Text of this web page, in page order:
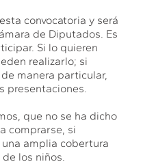
convocatoria y será
de Diputados. Es
Si lo quieren
realizarlo; si
manera particular,
presentaciones.
que no se ha dicho
comprarse, si
amplia cobertura
los niños.